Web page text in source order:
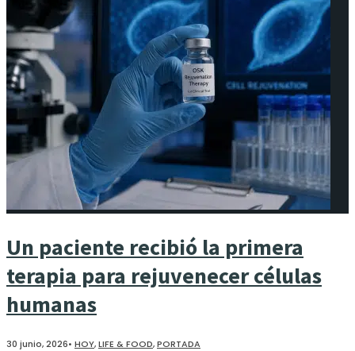
Un paciente recibió la primera
terapia para rejuvenecer células
humanas
30 junio, 2026• HOY,LIFE & FOOD,PORTADA